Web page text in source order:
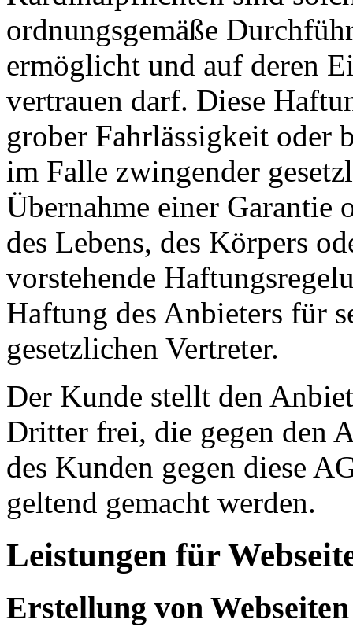
ordnungsgemäße
ermöglicht und auf deren
vertrauen darf. Diese
grober Fahrlässigkeit oder
im Falle zwingender
Übernahme einer Garantie
des Lebens, des Körpers
vorstehende
Haftung des Anbieters für
gesetzlichen Vertreter.
Der Kunde stellt den
Dritter frei, die gegen den
des Kunden gegen diese
geltend gemacht werden.
Leistungen für
Erstellung von Webseiten